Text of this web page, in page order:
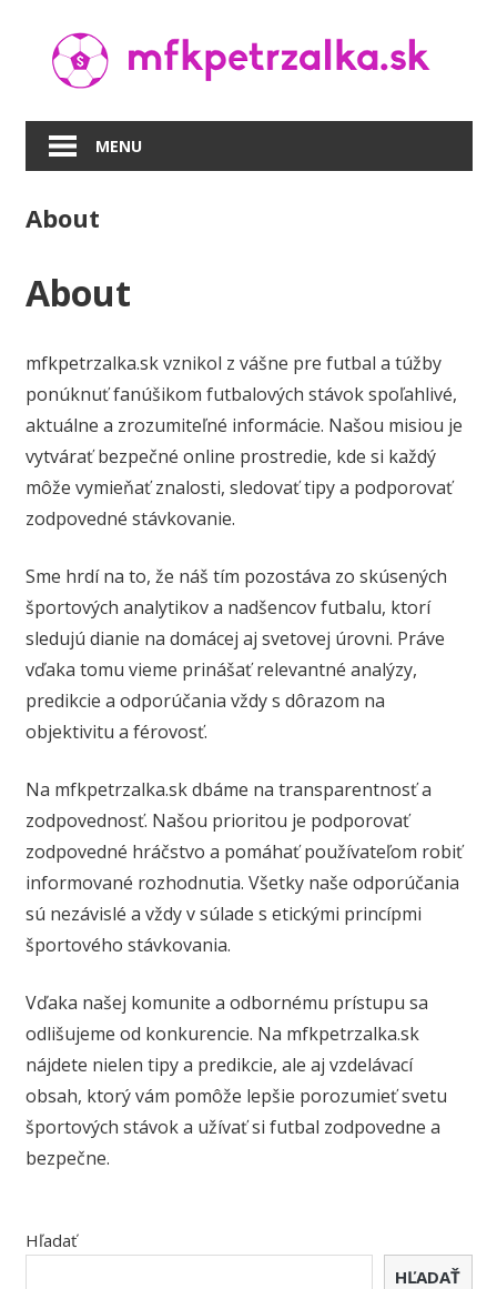
content
MENU
About
About
mfkpetrzalka.sk vznikol z vášne pre futbal a túžby
ponúknuť fanúšikom futbalových stávok spoľahlivé,
aktuálne a zrozumiteľné informácie. Našou misiou je
vytvárať bezpečné online prostredie, kde si každý
môže vymieňať znalosti, sledovať tipy a podporovať
zodpovedné stávkovanie.
Sme hrdí na to, že náš tím pozostáva zo skúsených
športových analytikov a nadšencov futbalu, ktorí
sledujú dianie na domácej aj svetovej úrovni. Práve
vďaka tomu vieme prinášať relevantné analýzy,
predikcie a odporúčania vždy s dôrazom na
objektivitu a férovosť.
Na mfkpetrzalka.sk dbáme na transparentnosť a
zodpovednosť. Našou prioritou je podporovať
zodpovedné hráčstvo a pomáhať používateľom robiť
informované rozhodnutia. Všetky naše odporúčania
sú nezávislé a vždy v súlade s etickými princípmi
športového stávkovania.
Vďaka našej komunite a odbornému prístupu sa
odlišujeme od konkurencie. Na mfkpetrzalka.sk
nájdete nielen tipy a predikcie, ale aj vzdelávací
obsah, ktorý vám pomôže lepšie porozumieť svetu
športových stávok a užívať si futbal zodpovedne a
bezpečne.
Hľadať
HĽADAŤ